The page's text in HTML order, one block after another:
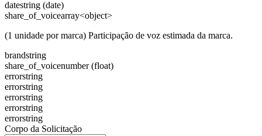
datestring (date)
share_of_voicearray<object>
(1 unidade por marca) Participação de voz estimada da marca.
brandstring
share_of_voicenumber (float)
errorstring
errorstring
errorstring
errorstring
errorstring
Corpo da Solicitação